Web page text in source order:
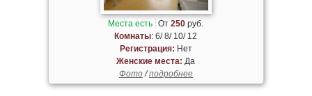
Места есть От250 руб.
Комнаты: 6/ 8/ 10/ 12
Регистрация: Нет
Женские места: Да
Фото/подробнее